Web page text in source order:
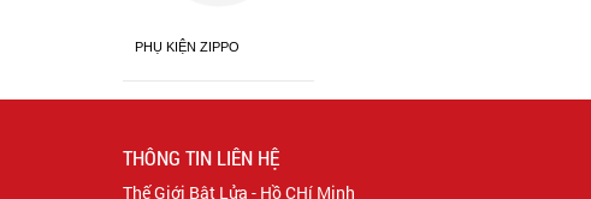
PHỤ KIỆN ZIPPO
THÔNG TIN LIÊN HỆ
Thế Giới Bật Lửa - Hồ CHí Minh